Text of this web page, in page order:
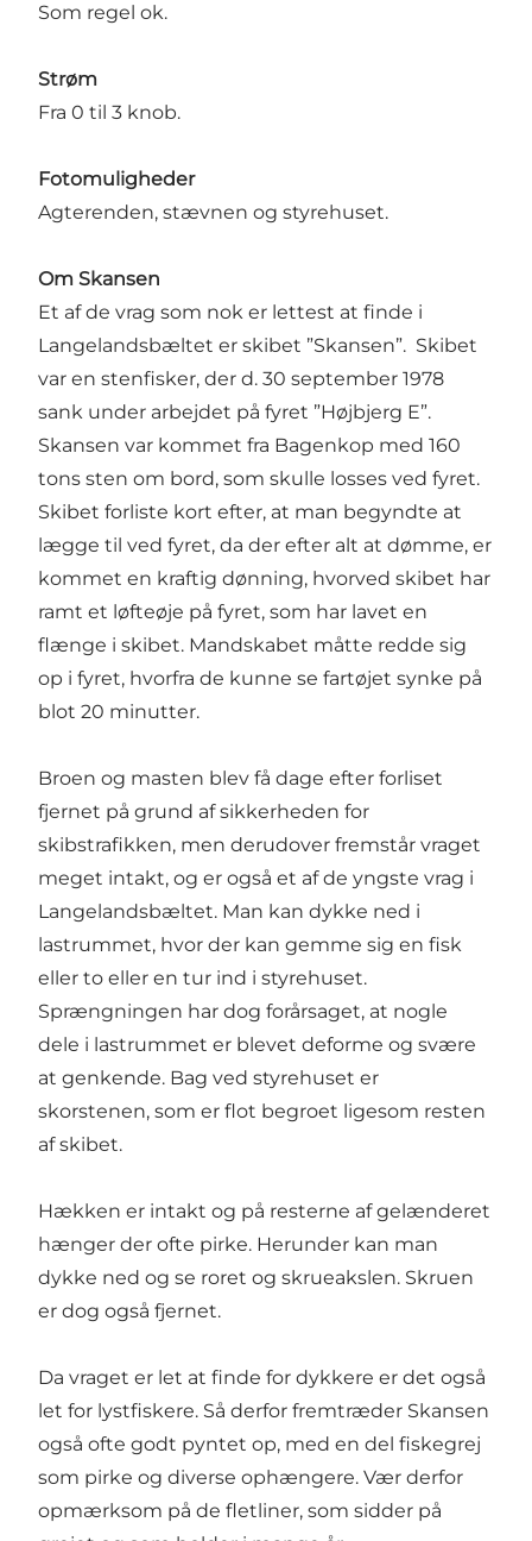
Som regel ok.
Strøm
Fra 0 til 3 knob.
Fotomuligheder
Agterenden, stævnen og styrehuset.
Om Skansen
Et af de vrag som nok er lettest at finde i
Langelandsbæltet er skibet ”Skansen”. Skibet
var en stenfisker, der d. 30 september 1978
sank under arbejdet på fyret ”Højbjerg E”.
Skansen var kommet fra Bagenkop med 160
tons sten om bord, som skulle losses ved fyret.
Skibet forliste kort efter, at man begyndte at
lægge til ved fyret, da der efter alt at dømme, er
kommet en kraftig dønning, hvorved skibet har
ramt et løfteøje på fyret, som har lavet en
flænge i skibet. Mandskabet måtte redde sig
op i fyret, hvorfra de kunne se fartøjet synke på
blot 20 minutter.
Broen og masten blev få dage efter forliset
fjernet på grund af sikkerheden for
skibstrafikken, men derudover fremstår vraget
meget intakt, og er også et af de yngste vrag i
Langelandsbæltet. Man kan dykke ned i
lastrummet, hvor der kan gemme sig en fisk
eller to eller en tur ind i styrehuset.
Sprængningen har dog forårsaget, at nogle
dele i lastrummet er blevet deforme og svære
at genkende. Bag ved styrehuset er
skorstenen, som er flot begroet ligesom resten
af skibet.
Hækken er intakt og på resterne af gelænderet
hænger der ofte pirke. Herunder kan man
dykke ned og se roret og skrueakslen. Skruen
er dog også fjernet.
Da vraget er let at finde for dykkere er det også
let for lystfiskere. Så derfor fremtræder Skansen
også ofte godt pyntet op, med en del fiskegrej
som pirke og diverse ophængere. Vær derfor
opmærksom på de fletliner, som sidder på